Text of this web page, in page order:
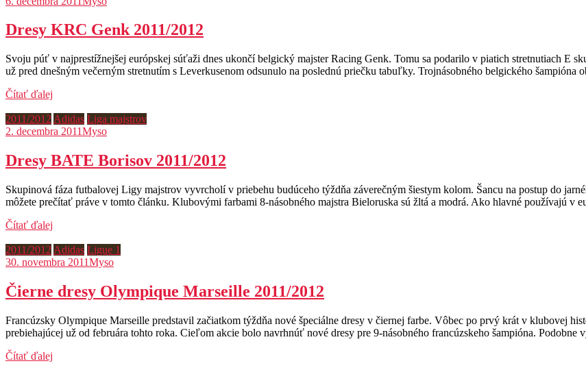
Dresy KRC Genk 2011/2012
Svoju púť v najprestížnejšej európskej súťaži dnes ukončí belgický majster Racing Genk. Tomu sa podarilo v piatich stretnutiach E
už pred dnešným večerným stretnutím s Leverkusenom odsunulo na poslednú priečku tabuľky. Trojnásobného belgického
Čítať ďalej
2011/2012 Adidas Liga majstrov
2. decembra 2011Myso
Dresy BATE Borisov 2011/2012
Skupinová fáza futbalovej Ligy majstrov vyvrcholí v priebehu budúceho týždňa záverečným šiestym kolom. Šancu na postup do
môžete prečítať práve v tomto článku. Klubovými farbami 8-násobného majstra Bieloruska sú žltá a modrá. Ako hlavné používajú
Čítať ďalej
2011/2012 Adidas Ligue 1
30. novembra 2011Myso
Čierne dresy Olympique Marseille 2011/2012
Francúzsky Olympique Marseille predstavil začiatkom týždňa nové špeciálne dresy v čiernej farbe. Vôbec po prvý krát v klubovej
prebiehajúcej už od februára tohto roka. Cieľom akcie bolo navrhnúť nové dresy pre 9-násobného francúzskeho šampióna.
Čítať ďalej